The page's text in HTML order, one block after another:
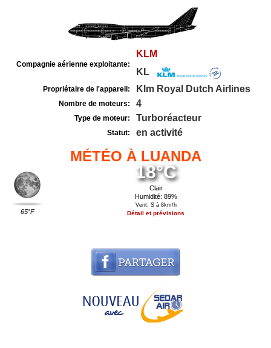
Compagnie aérienne exploitante:
KLM
KL
Propriétaire de l'appareil: Klm Royal Dutch Airlines
Nombre de moteurs: 4
Type de moteur: Turboréacteur
Statut: en activité
MÉTÉO À LUANDA
65°F
18°C
Clair
Humidité: 89%
Vent: S à 8km/h
Détail et prévisions